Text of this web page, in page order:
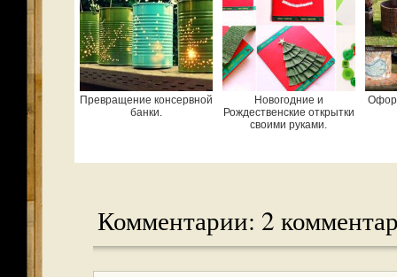
Превращение консервной
банки.
Новогодние и
Рождественские открытки
своими руками.
Комментарии: 2